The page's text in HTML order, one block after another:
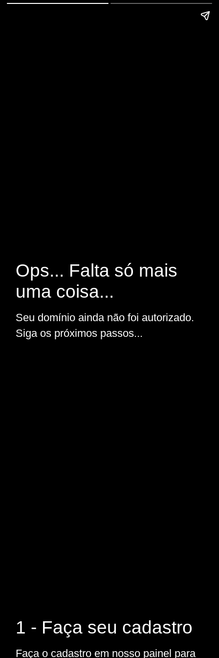
Ops... Falta só mais
uma coisa...
Seu domínio ainda não foi autorizado.
Siga os próximos passos...
1 - Faça seu cadastro
Faça o cadastro em nosso painel para